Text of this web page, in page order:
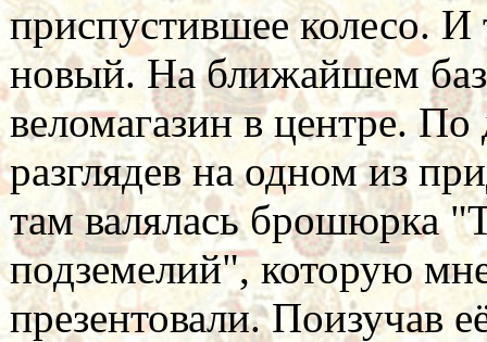
приспустившее колесо.
новый. На ближайшем
веломагазин в центре.
разглядев на одном из
там валялась брошюрка
подземелий", которую
презентовали. Поизучав